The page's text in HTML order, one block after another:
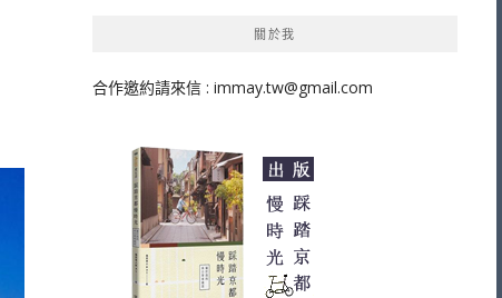
關於我
合作邀約請來信 : immay.tw@gmail.com